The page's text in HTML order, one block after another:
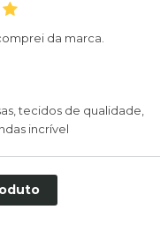
da marca.
tecidos de qualidade,
incrível